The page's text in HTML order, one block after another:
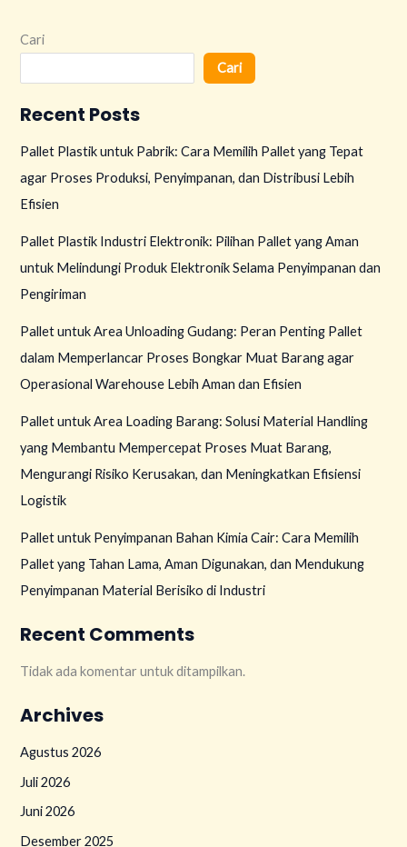
Cari
Cari
Recent Posts
Pallet Plastik untuk Pabrik: Cara Memilih Pallet yang Tepat
agar Proses Produksi, Penyimpanan, dan Distribusi Lebih
Efisien
Pallet Plastik Industri Elektronik: Pilihan Pallet yang Aman
untuk Melindungi Produk Elektronik Selama Penyimpanan dan
Pengiriman
Pallet untuk Area Unloading Gudang: Peran Penting Pallet
dalam Memperlancar Proses Bongkar Muat Barang agar
Operasional Warehouse Lebih Aman dan Efisien
Pallet untuk Area Loading Barang: Solusi Material Handling
yang Membantu Mempercepat Proses Muat Barang,
Mengurangi Risiko Kerusakan, dan Meningkatkan Efisiensi
Logistik
Pallet untuk Penyimpanan Bahan Kimia Cair: Cara Memilih
Pallet yang Tahan Lama, Aman Digunakan, dan Mendukung
Penyimpanan Material Berisiko di Industri
Recent Comments
Tidak ada komentar untuk ditampilkan.
Archives
Agustus 2026
Juli 2026
Juni 2026
Desember 2025